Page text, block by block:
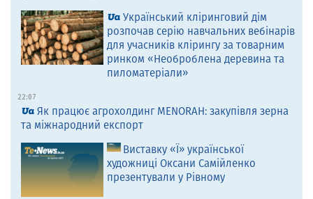
Український кліринговий дім
розпочав серію навчальних вебінарів
для учасників клірингу за товарним
ринком «Необроблена деревина та
пиломатеріали»
22:07
Як працює агрохолдинг MENORAH: закупівля зерна
та міжнародний експорт
Виставку «Ї» української
художниці Оксани Самійленко
презентували у Рівному